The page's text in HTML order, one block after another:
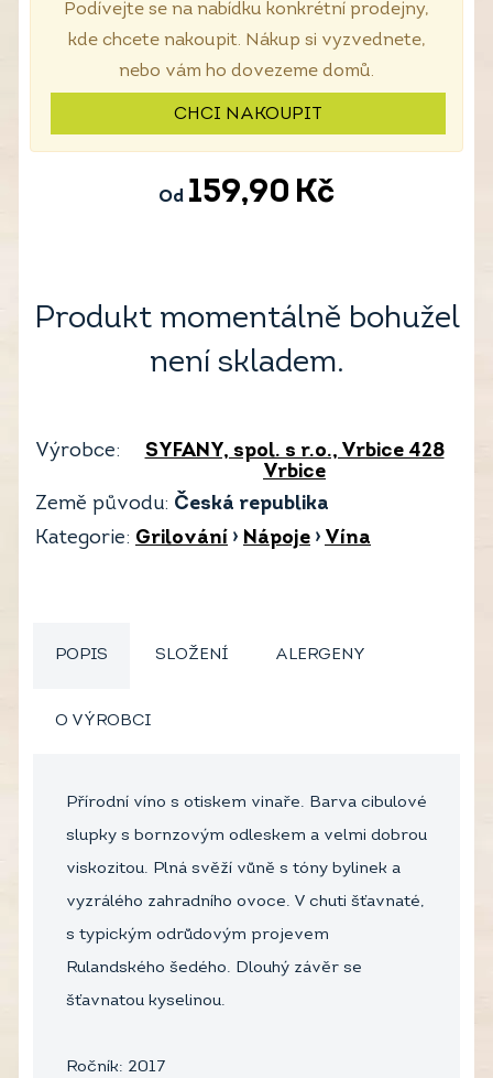
Podívejte se na nabídku konkrétní prodejny,
kde chcete nakoupit. Nákup si vyzvednete,
nebo vám ho dovezeme domů.
CHCI NAKOUPIT
Od 159,90 Kč
Produkt momentálně bohužel
není skladem.
Výrobce:
SYFANY, spol. s r.o., Vrbice 428
Vrbice
Země původu: Česká republika
Kategorie: Grilování › Nápoje › Vína
POPIS SLOŽENÍ ALERGENY
O VÝROBCI
Přírodní víno s otiskem vinaře. Barva cibulové
slupky s bornzovým odleskem a velmi dobrou
viskozitou. Plná svěží vůně s tóny bylinek a
vyzrálého zahradního ovoce. V chuti šťavnaté,
s typickým odrůdovým projevem
Rulandského šedého. Dlouhý závěr se
šťavnatou kyselinou.
Ročník: 2017